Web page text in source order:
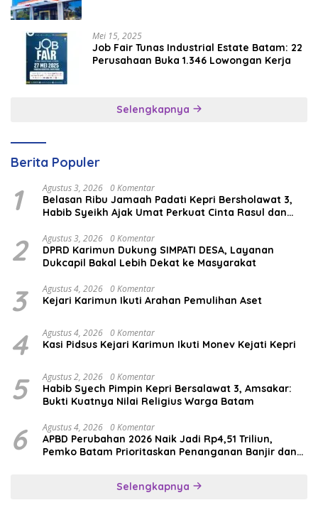
Mei 15, 2025
Job Fair Tunas Industrial Estate Batam: 22
Perusahaan Buka 1.346 Lowongan Kerja
Selengkapnya
Berita Populer
1 Agustus 3, 2026 0 Komentar
Belasan Ribu Jamaah Padati Kepri Bersholawat 3,
Habib Syeikh Ajak Umat Perkuat Cinta Rasul dan
2 Agustus 3, 2026 0 Komentar
DPRD Karimun Dukung SIMPATI DESA, Layanan
Dukcapil Bakal Lebih Dekat ke Masyarakat
3 Agustus 4, 2026 0 Komentar
Kejari Karimun Ikuti Arahan Pemulihan Aset
4 Agustus 4, 2026 0 Komentar
Kasi Pidsus Kejari Karimun Ikuti Monev Kejati Kepri
5 Agustus 2, 2026 0 Komentar
Habib Syech Pimpin Kepri Bersalawat 3, Amsakar:
Bukti Kuatnya Nilai Religius Warga Batam
6 Agustus 4, 2026 0 Komentar
APBD Perubahan 2026 Naik Jadi Rp4,51 Triliun,
Pemko Batam Prioritaskan Penanganan Banjir dan
Selengkapnya